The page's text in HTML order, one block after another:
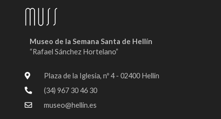
Museo de la Semana Santa de Hellín
“Rafael Sánchez Hortelano”
Plaza de la Iglesia, nº 4 - 02400 Hellín
(34) 967 30 46 30
museo@hellin.es